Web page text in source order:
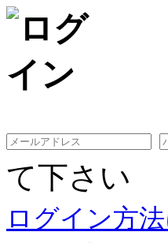
て下さい
ログイン方